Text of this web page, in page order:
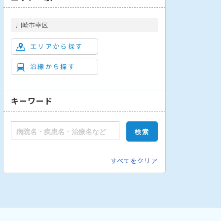
川崎市幸区
エリアから探す
沿線から探す
キーワード
すべてをクリア